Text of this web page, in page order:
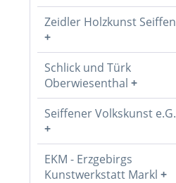
Zeidler Holzkunst Seiffen
Schlick und Türk
Oberwiesenthal
Seiffener Volkskunst e.G.
EKM - Erzgebirgs
Kunstwerkstatt Markl